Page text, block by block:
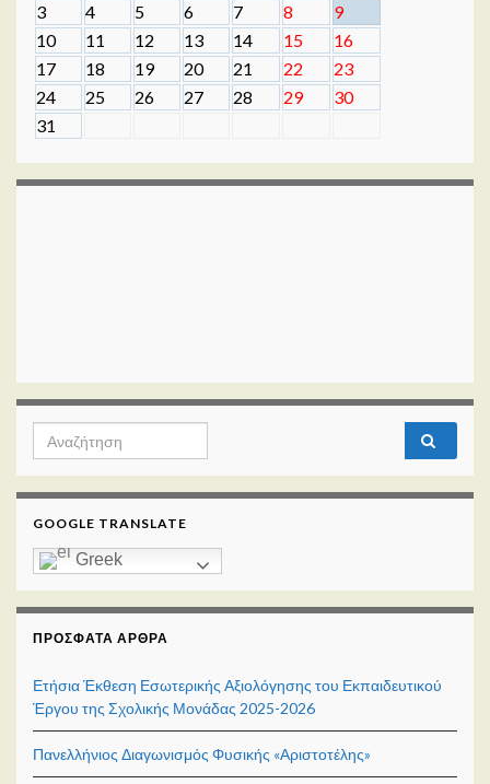
3
4 5 6 7 8
9
10
11 12 13 14 15
16
17
18 19 20 21 22
23
24
25 26 27 28 29
30
31
Search for:
GOOGLE TRANSLATE
Greek
ΠΡΌΣΦΑΤΑ ΆΡΘΡΑ
Ετήσια Έκθεση Εσωτερικής Αξιολόγησης του Εκπαιδευτικού
Έργου της Σχολικής Μονάδας 2025-2026
Πανελλήνιος Διαγωνισμός Φυσικής «Αριστοτέλης»